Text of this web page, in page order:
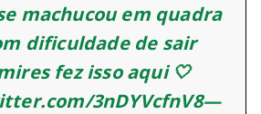
machucou em quadra
dificuldade de sair
fez isso aqui 🤍
3nDYVcfnV8—